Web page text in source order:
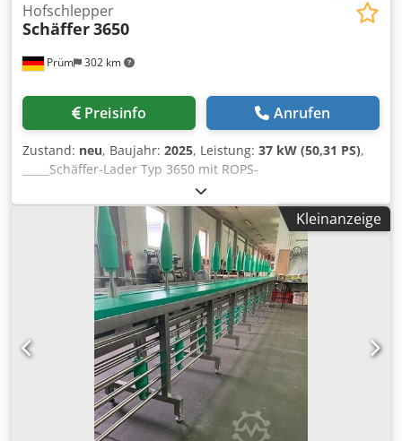
Prüm 302 km
Hofschlepper
Schäffer3650
Preisinfo Anrufen
Zustand: neu, Baujahr: 2025, Leistung: 37 kW (50,31 PS),
_____Schäffer-Lader Typ 3650 mit ROPS-
FahrerschutzdachKubota Diesel Motor D1803-CR-T37 KW =
50 PSHeckgewicht-Endplatte, Schnellgang 20 km/h,
hydraul. Werkzeugverriegelung, Rückhaltesystemmit
BetriebsanleitungSonderausstattungKoffergewicht 100
kgHydraulikanschlüsse in
Ausf.SteckkupplungenBeleuchtungsanlageTÜV-Gutachten
Arbeitsmaschineselbstfahrend < 25
km/h(Beleuchtungsanlage gemäß StVZO
erforderlich)Arbeitsscheinwerfersatz LED 800 Lumen (2x
vorne und 1 x hinten)Abschleppvorrichtungmit Bolzen und
ZurrösenBereifung 15.0/55-17 AS 6-Loch, ET
-45Aufnahmerahmen Euro-WS hydraulische
Verriegelung,Lagerort:null Djdjx Evdvspfx Ahyswa
Kleinanzeige